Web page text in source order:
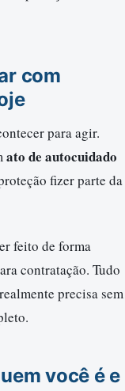
com
para agir.
ato de autocuidado
fizer parte da
feito de forma
contratação. Tudo
precisa sem
você é e